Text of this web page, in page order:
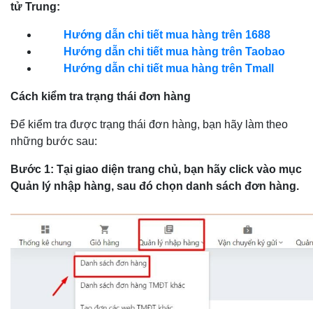
tử Trung:
Hướng dẫn chi tiết mua hàng trên 1688
Hướng dẫn chi tiết mua hàng trên Taobao
Hướng dẫn chi tiết mua hàng trên Tmall
Cách kiểm tra trạng thái đơn hàng
Để kiểm tra được trạng thái đơn hàng, bạn hãy làm theo
những bước sau:
Bước 1: Tại giao diện trang chủ, bạn hãy click vào mục
Quản lý nhập hàng, sau đó chọn danh sách đơn hàng.